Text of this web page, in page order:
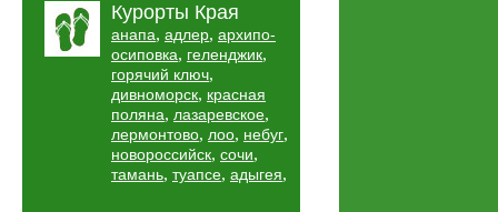
Курорты Края
анапа, адлер, архипо-
осиповка, геленджик,
горячий ключ,
дивноморск, красная
поляна, лазаревское,
лермонтово, лоо, небуг,
новороссийск, сочи,
тамань, туапсе, адыгея,